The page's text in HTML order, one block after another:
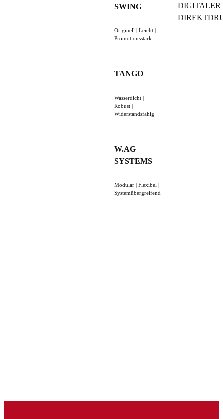
SWING
Originell | Leicht |
Promotionsstark
TANGO
Wasserdicht |
Robust |
Widerstandsfähig
W.AG
SYSTEMS
Modular | Flexibel |
Systemübergreifend
DIGITALER